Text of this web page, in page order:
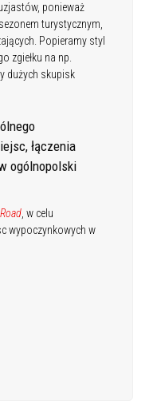
ponieważ
turystycznym,
Popieramy styl
zgiełku na np.
dużych skupisk
łączenia
ogólnopolski
, w celu
wypoczynkowych w